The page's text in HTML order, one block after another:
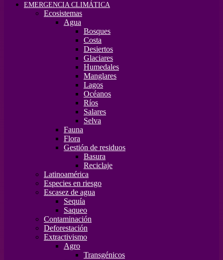
EMERGENCIA CLIMÁTICA
Ecosistemas
Agua
Bosques
Costa
Desiertos
Glaciares
Humedales
Manglares
Lagos
Océanos
Ríos
Salares
Selva
Fauna
Flora
Gestión de residuos
Basura
Reciclaje
Latinoamérica
Especies en riesgo
Escasez de agua
Sequía
Saqueo
Contaminación
Deforestación
Extractivismo
Agro
Transgénicos